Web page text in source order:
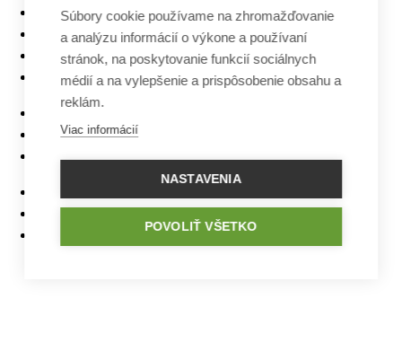
Bungalovy
Poschodové domy
Malé domy
Domy na úzky pozemok
Najlacnejšie domy z ponuky
5 izbové bungalovy
Bungalovy s terasou
Bungalovy v tvare L
Súbory cookie používame na zhromažďovanie
a analýzu informácií o výkone a používaní
stránok, na poskytovanie funkcií sociálnych
médií a na vylepšenie a prispôsobenie obsahu a
reklám.
Viac informácií
NASTAVENIA
POVOLIŤ VŠETKO